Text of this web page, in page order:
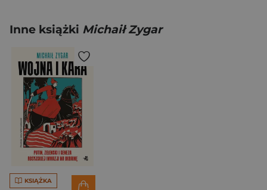
Inne książki Michaił Zygar
KSIĄŻKA